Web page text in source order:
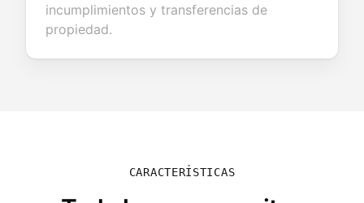
incumplimientos y transferencias de
propiedad.
CARACTERÍSTICAS